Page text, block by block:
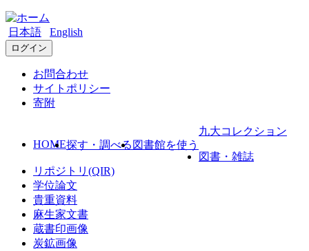
日本語 English
ログイン
お問合わせ
サイトポリシー
寄附
HOME探す・調べる 図書館を使う
九大コレクション
図書・雑誌
リポジトリ(QIR)
学位論文
貴重資料
麻生家文書
蔵書印画像
炭鉱画像